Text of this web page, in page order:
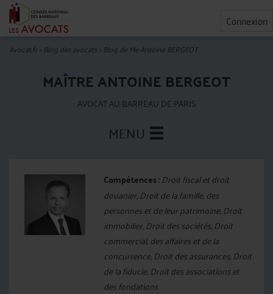
Connexion
Avocat.fr>Blog des avocats >Blog de Me Antoine BERGEOT
MAÎTRE ANTOINE BERGEOT
AVOCAT AU BARREAU DE PARIS
MENU
Compétences : Droit fiscal et droit
douanier, Droit de la famille, des
personnes et de leur patrimoine, Droit
immobilier, Droit des sociétés, Droit
commercial, des affaires et de la
concurrence, Droit des assurances, Droit
de la fiducie, Droit des associations et
des fondations